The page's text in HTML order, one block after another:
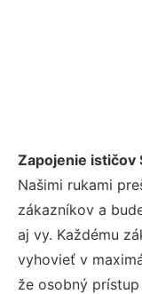
Zapojenie ističov
Našimi rukami
zákazníkov a
aj vy. Každému
vyhovieť v
že osobný